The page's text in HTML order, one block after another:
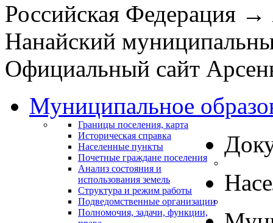
Российская Федерация
Нанайский
Официальный сайт
Муниципальное
Границы поселения, карта
Историческая справка
Населенные пункты
Почетные граждане поселения
Анализ состояния и
использования земель
Структура и режим работы
Подведомственные организации
Полномочия, задачи, функции,